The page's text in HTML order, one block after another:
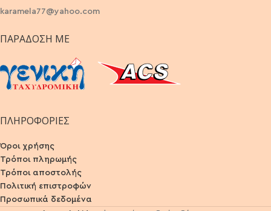
karamela77@yahoo.com
ΠΑΡΆΔΟΣΗ ΜΕ
ΠΛΗΡΟΦΟΡΙΕΣ
Όροι χρήσης
Τρόποι πληρωμής
Τρόποι αποστολής
Πολιτική επιστροφών
Προσωπικά δεδομένα